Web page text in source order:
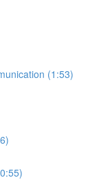
(1:53)